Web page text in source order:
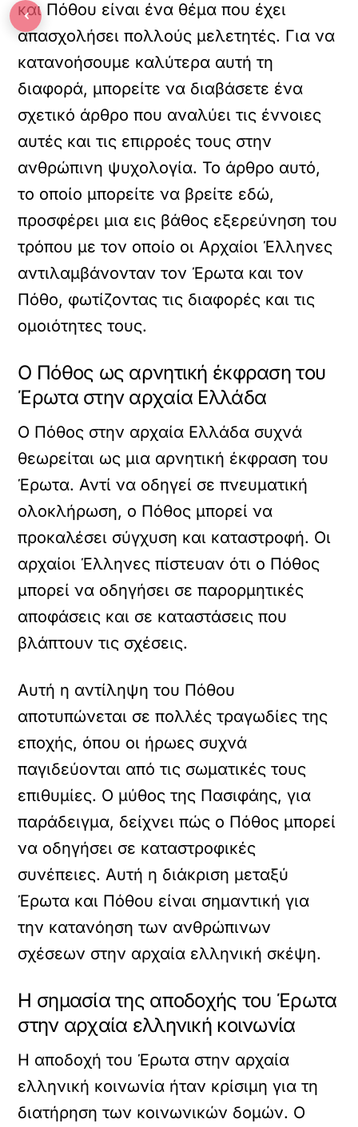
και Πόθου είναι ένα θέμα που έχει
απασχολήσει πολλούς μελετητές. Για να
κατανοήσουμε καλύτερα αυτή τη
διαφορά, μπορείτε να διαβάσετε ένα
σχετικό άρθρο που αναλύει τις έννοιες
αυτές και τις επιρροές τους στην
ανθρώπινη ψυχολογία. Το άρθρο αυτό,
το οποίο μπορείτε να βρείτε εδώ,
προσφέρει μια εις βάθος εξερεύνηση του
τρόπου με τον οποίο οι Αρχαίοι Έλληνες
αντιλαμβάνονταν τον Έρωτα και τον
Πόθο, φωτίζοντας τις διαφορές και τις
ομοιότητες τους.
Ο Πόθος ως αρνητική έκφραση του
Έρωτα στην αρχαία Ελλάδα
Ο Πόθος στην αρχαία Ελλάδα συχνά
θεωρείται ως μια αρνητική έκφραση του
Έρωτα. Αντί να οδηγεί σε πνευματική
ολοκλήρωση, ο Πόθος μπορεί να
προκαλέσει σύγχυση και καταστροφή. Οι
αρχαίοι Έλληνες πίστευαν ότι ο Πόθος
μπορεί να οδηγήσει σε παρορμητικές
αποφάσεις και σε καταστάσεις που
βλάπτουν τις σχέσεις.
Αυτή η αντίληψη του Πόθου
αποτυπώνεται σε πολλές τραγωδίες της
εποχής, όπου οι ήρωες συχνά
παγιδεύονται από τις σωματικές τους
επιθυμίες. Ο μύθος της Πασιφάης, για
παράδειγμα, δείχνει πώς ο Πόθος μπορεί
να οδηγήσει σε καταστροφικές
συνέπειες. Αυτή η διάκριση μεταξύ
Έρωτα και Πόθου είναι σημαντική για
την κατανόηση των ανθρώπινων
σχέσεων στην αρχαία ελληνική σκέψη.
Η σημασία της αποδοχής του Έρωτα
στην αρχαία ελληνική κοινωνία
Η αποδοχή του Έρωτα στην αρχαία
ελληνική κοινωνία ήταν κρίσιμη για τη
διατήρηση των κοινωνικών δομών. Ο
‹